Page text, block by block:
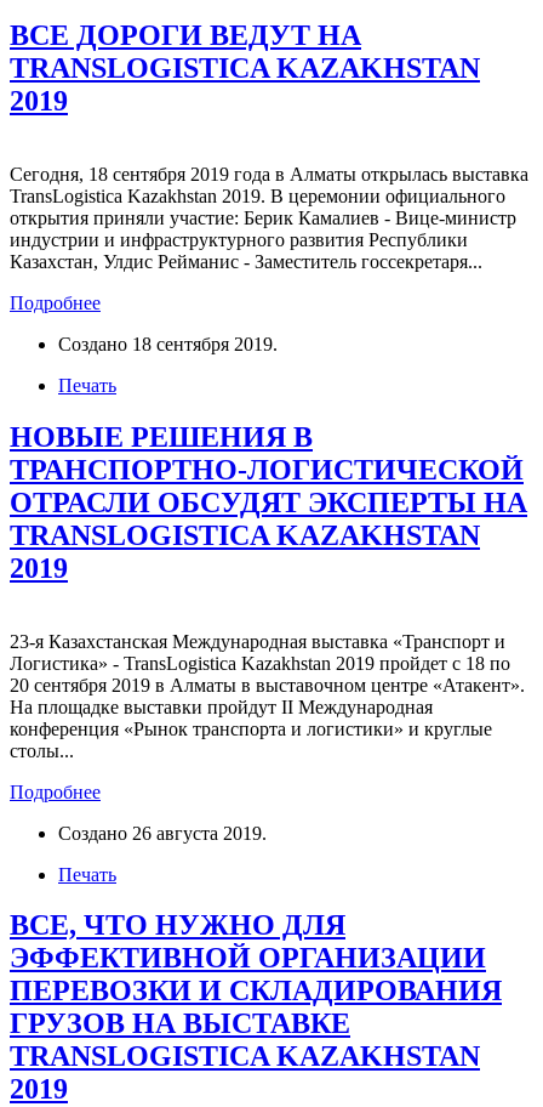
ВСЕ ДОРОГИ ВЕДУТ НА
TRANSLOGISTICA KAZAKHSTAN
2019
Сегодня, 18 сентября 2019 года в Алматы открылась выставка
TransLogistica Kazakhstan 2019. В церемонии официального
открытия приняли участие: Берик Камалиев - Вице-министр
индустрии и инфраструктурного развития Республики
Казахстан, Улдис Рейманис - Заместитель госсекретаря...
Подробнее
Создано 18 сентября 2019.
Печать
НОВЫЕ РЕШЕНИЯ В
ТРАНСПОРТНО-ЛОГИСТИЧЕСКОЙ
ОТРАСЛИ ОБСУДЯТ ЭКСПЕРТЫ НА
TRANSLOGISTICA KAZAKHSTAN
2019
23-я Казахстанская Международная выставка «Транспорт и
Логистика» - TransLogistica Kazakhstan 2019 пройдет с 18 по
20 сентября 2019 в Алматы в выставочном центре «Атакент».
На площадке выставки пройдут II Международная
конференция «Рынок транспорта и логистики» и круглые
столы...
Подробнее
Создано 26 августа 2019.
Печать
ВСЕ, ЧТО НУЖНО ДЛЯ
ЭФФЕКТИВНОЙ ОРГАНИЗАЦИИ
ПЕРЕВОЗКИ И СКЛАДИРОВАНИЯ
ГРУЗОВ НА ВЫСТАВКЕ
TRANSLOGISTICA KAZAKHSTAN
2019